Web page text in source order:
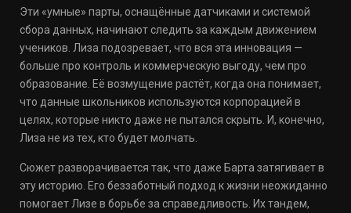
Эти «умные» парты, оснащённые датчиками и системой
сбора данных, начинают следить за каждым движением
учеников. Лиза подозревает, что вся эта инновация —
больше про контроль и коммерческую выгоду, чем про
образование. Её возмущение растёт, когда она понимает,
что данные школьников используются корпорацией в
целях, которые никто даже не пытался скрыть. И, конечно,
Лиза не из тех, кто будет молчать.
Сюжет разворачивается так, что даже Барта затягивает в
эту историю. Его беззаботный подход к жизни неожиданно
помогает Лизе в борьбе за справедливость. Их тандем,